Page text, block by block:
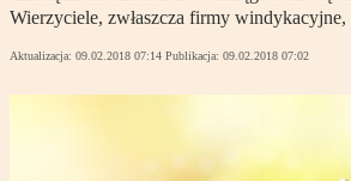
Wierzyciele, zwłaszcza firmy windykacyjne,
Aktualizacja: 09.02.2018 07:14 Publikacja: 09.02.2018 07:02